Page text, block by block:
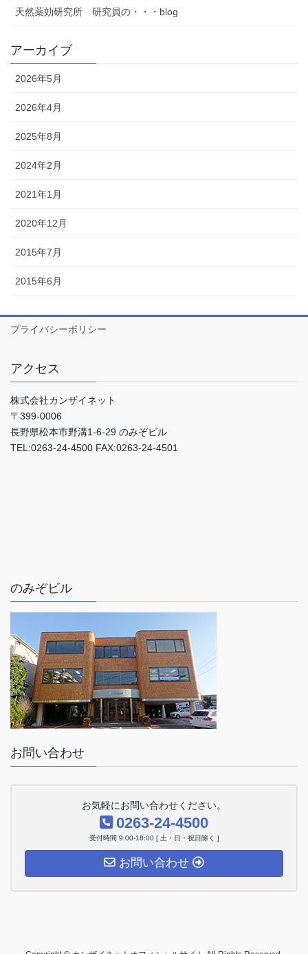
天然薬効研究所 研究員の・・・blog
アーカイブ
2026年5月
2026年4月
2025年8月
2024年2月
2021年1月
2020年12月
2015年7月
2015年6月
プライバシーポリシー
アクセス
株式会社カンザイネット
〒399-0006
長野県松本市野溝1-6-29 のみぞビル
TEL:0263-24-4500 FAX:0263-24-4501
のみぞビル
お問い合わせ
お気軽にお問い合わせください。
0263-24-4500
受付時間 9:00-18:00 [ 土・日・祝日除く ]
お問い合わせ